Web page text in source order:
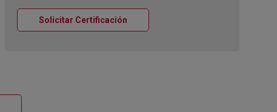
Solicitar Certificación